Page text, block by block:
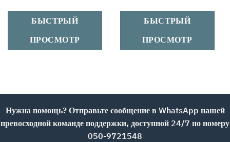
БЫСТРЫЙ
ПРОСМОТР
БЫСТРЫЙ
ПРОСМОТР
Нужна помощь? Отправьте сообщение в WhatsApp нашей
превосходной команде поддержки, доступной 24/7 по номеру
050-9721548